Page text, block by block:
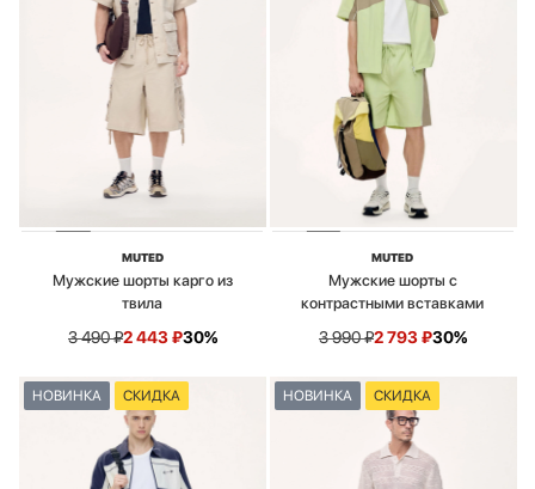
MUTED
Мужские шорты карго из
твила
3 490₽2 443₽30%
MUTED
Мужские шорты с
контрастными вставками
3 990₽2 793₽30%
НОВИНКА СКИДКА НОВИНКА СКИДКА